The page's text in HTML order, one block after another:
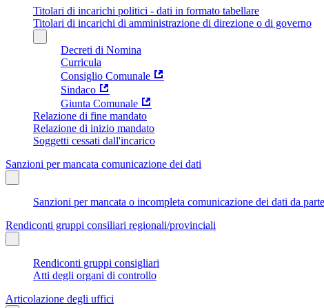
Titolari di incarichi politici - dati in formato tabellare
Titolari di incarichi di amministrazione di direzione o di governo
Decreti di Nomina
Curricula
Consiglio Comunale
Sindaco
Giunta Comunale
Relazione di fine mandato
Relazione di inizio mandato
Soggetti cessati dall'incarico
Sanzioni per mancata comunicazione dei dati
Sanzioni per mancata o incompleta comunicazione dei dati da
Rendiconti gruppi consiliari regionali/provinciali
Rendiconti gruppi consigliari
Atti degli organi di controllo
Articolazione degli uffici